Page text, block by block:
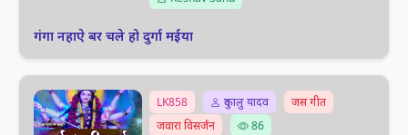
गंगा नहाऐ बर चले हो दुर्गा मईया
LK858 दुकालु यादव
जस गीत
जवारा विसर्जन
86